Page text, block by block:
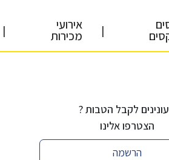
| אירועי
מכירות |
לקבל הטבות ?
הצטרפו אלינו
הרשמה